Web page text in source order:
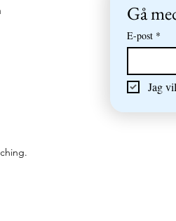
Gå
E-post *
Jag